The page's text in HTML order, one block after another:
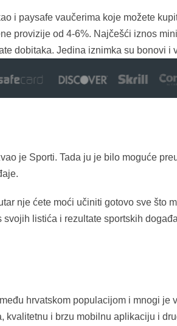
i paysafe vaučerima koje možete
provizije od 4-6%. Najčešći iznos
dobitaka. Jedina iznimka su bonovi i
je Sporti. Tada ju je bilo moguće
nje ćete moći učiniti gotovo sve što
listića i rezultate sportskih
hrvatskom populacijom i mnogi je
i brzu mobilnu aplikaciju i